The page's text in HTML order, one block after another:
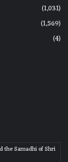
(1,031)
(1,569)
(4)
the Samadhi of Shri